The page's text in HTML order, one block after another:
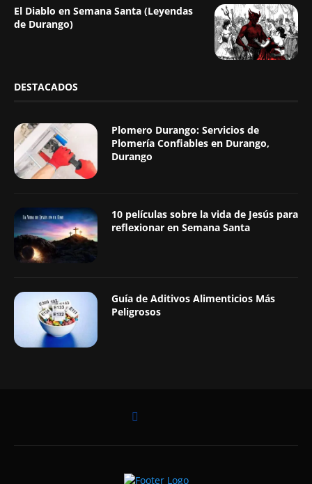
El Diablo en Semana Santa (Leyendas
de Durango)
DESTACADOS
Plomero Durango: Servicios de
Plomería Confiables en Durango,
Durango
10 películas sobre la vida de Jesús para
reflexionar en Semana Santa
Guía de Aditivos Alimenticios Más
Peligrosos